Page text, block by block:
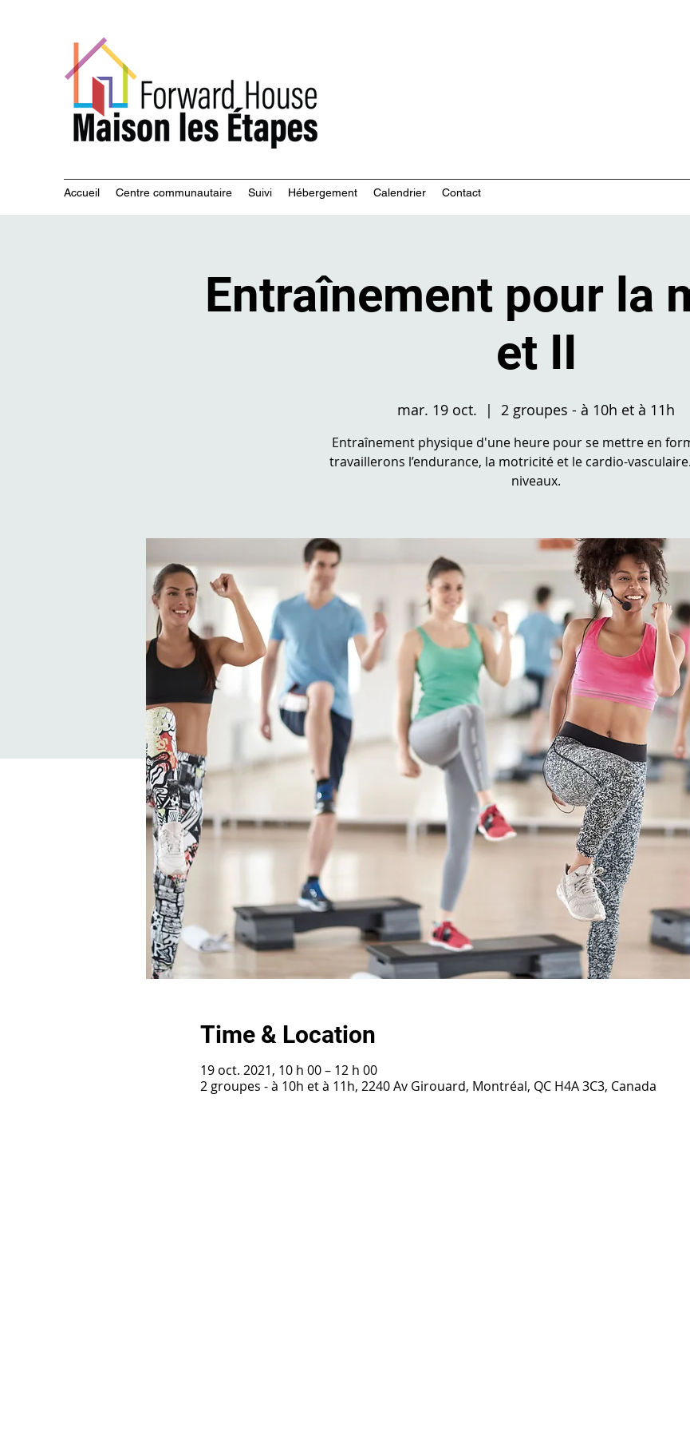
Accueil Centre communautaire Suivi Hébergement Calendrier Contact
Entraînement pour la
et II
mar. 19 oct.
  |
2 groupes - à 10h et à 11h
Entraînement physique d'une heure pour se mettre en
travaillerons l’endurance, la motricité et le cardio-
niveaux.
Time & Location
19 oct. 2021, 10 h 00 – 12 h 00
2 groupes - à 10h et à 11h, 2240 Av Girouard, Montréal, QC H4A 3C3, Canada